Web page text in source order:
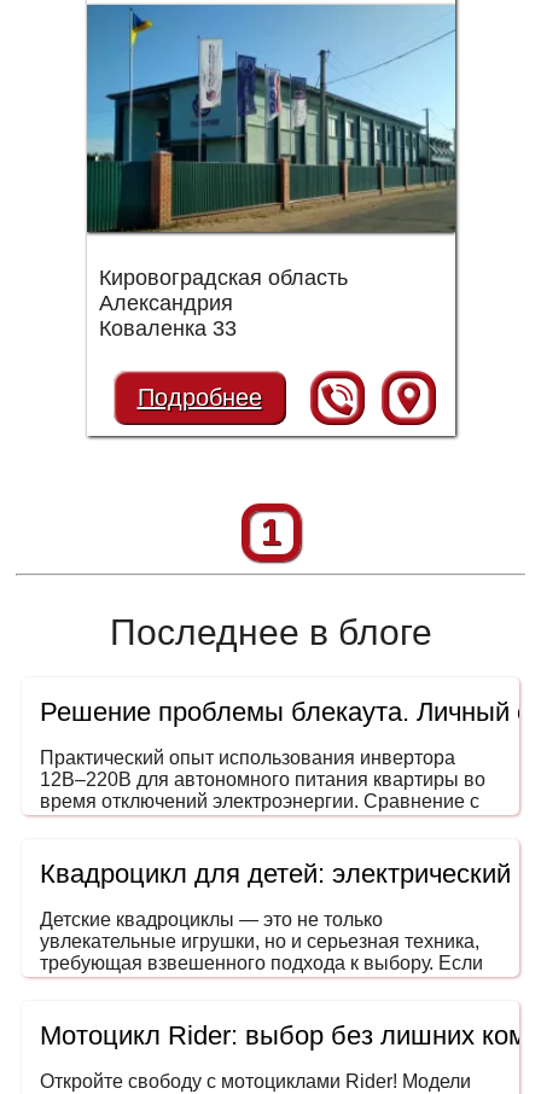
Кировоградская область
Александрия
Коваленка 33
Подробнее
1
Последнее в блоге
Решение проблемы блекаута. Личный
Практический опыт использования инвертора
12В–220В для автономного питания квартиры во
время отключений электроэнергии. Сравнение с
генераторами, ИБП и power station. На что
формы сигнала.
Квадроцикл для детей: электрический
Детские квадроциклы — это не только
увлекательные игрушки, но и серьезная техника,
требующая взвешенного подхода к выбору. Если
вы задумались, как выбрать квадроцикл для
безопасной, разумной и в пределах вашего
бюджета. Ведь речь идет не просто о развлечении
— речь о безопасном транспорте, развивающем
Мотоцикл Rider: выбор без лишних
Откройте свободу с мотоциклами Rider! Модели